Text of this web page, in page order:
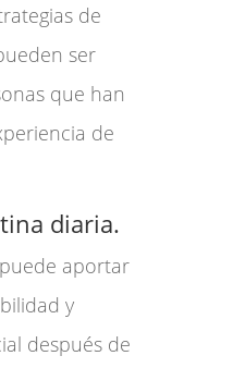
de
ser
que han
de
diaria.
aportar
y
después de